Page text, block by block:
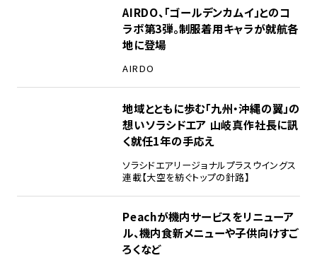
AIRDO、「ゴールデンカムイ」とのコ
ラボ第3弾。制服着用キャラが就航各
地に登場
AIRDO
地域とともに歩む「九州・沖縄の翼」の
想い――ソラシドエア 山岐真作社長に訊
く就任1年の手応え
ソラシドエアリージョナルプラスウイングス
連載【大空を紡ぐトップの針路】
Peachが機内サービスをリニューア
ル、機内食新メニューや子供向けすご
ろくなど